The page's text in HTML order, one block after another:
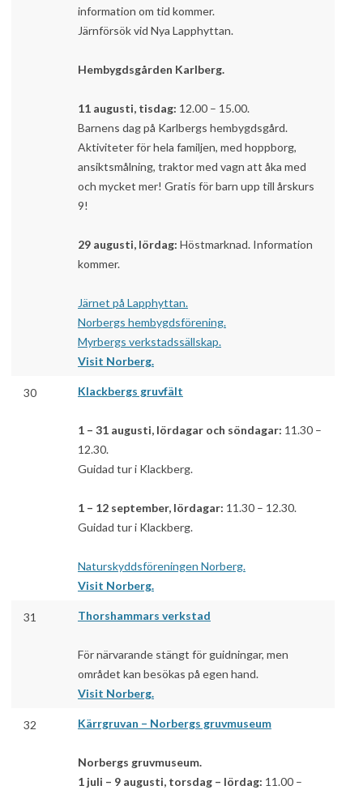
information om tid kommer.
Järnförsök vid Nya Lapphyttan.
Hembygdsgården Karlberg.
11 augusti, tisdag: 12.00 – 15.00.
Barnens dag på Karlbergs hembygdsgård.
Aktiviteter för hela familjen, med hoppborg,
ansiktsmålning, traktor med vagn att åka med
och mycket mer! Gratis för barn upp till årskurs
9!
29 augusti, lördag: Höstmarknad. Information
kommer.
Järnet på Lapphyttan.
Norbergs hembygdsförening.
Myrbergs verkstadssällskap.
Visit Norberg.
30 Klackbergs gruvfält
1 – 31 augusti, lördagar och söndagar: 11.30 –
12.30.
Guidad tur i Klackberg.
1 – 12 september, lördagar: 11.30 – 12.30.
Guidad tur i Klackberg.
Naturskyddsföreningen Norberg.
Visit Norberg.
31 Thorshammars verkstad
För närvarande stängt för guidningar, men
området kan besökas på egen hand.
Visit Norberg.
32 Kärrgruvan – Norbergs gruvmuseum
Norbergs gruvmuseum.
1 juli – 9 augusti, torsdag – lördag: 11.00 –